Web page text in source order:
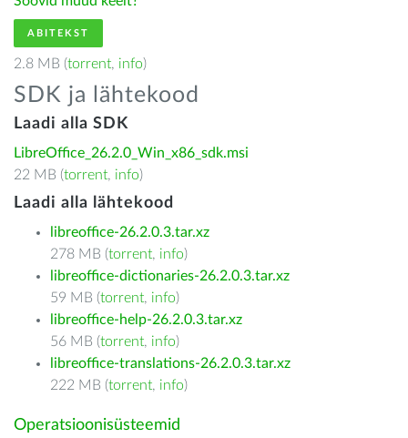
ABITEKST
2.8 MB (torrent, info)
SDK ja lähtekood
Laadi alla SDK
LibreOffice_26.2.0_Win_x86_sdk.msi
22 MB (torrent, info)
Laadi alla lähtekood
libreoffice-26.2.0.3.tar.xz
278 MB (torrent, info)
libreoffice-dictionaries-26.2.0.3.tar.xz
59 MB (torrent, info)
libreoffice-help-26.2.0.3.tar.xz
56 MB (torrent, info)
libreoffice-translations-26.2.0.3.tar.xz
222 MB (torrent, info)
Operatsioonisüsteemid